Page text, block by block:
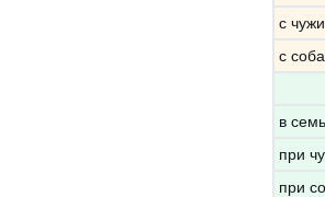
с
с
в
при
при